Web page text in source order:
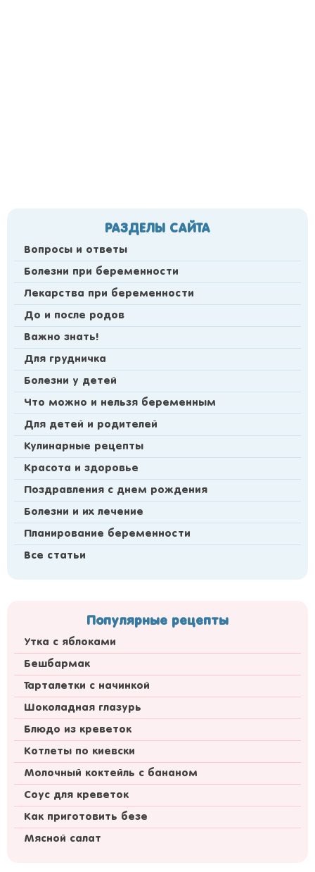
РАЗДЕЛЫ САЙТА
Вопросы и ответы
Болезни при беременности
Лекарства при беременности
До и после родов
Важно знать!
Для грудничка
Болезни у детей
Что можно и нельзя беременным
Для детей и родителей
Кулинарные рецепты
Красота и здоровье
Поздравления с днем рождения
Болезни и их лечение
Планирование беременности
Все статьи
Популярные рецепты
Утка с яблоками
Бешбармак
Тарталетки с начинкой
Шоколадная глазурь
Блюдо из креветок
Котлеты по киевски
Молочный коктейль с бананом
Соус для креветок
Как приготовить безе
Мясной салат